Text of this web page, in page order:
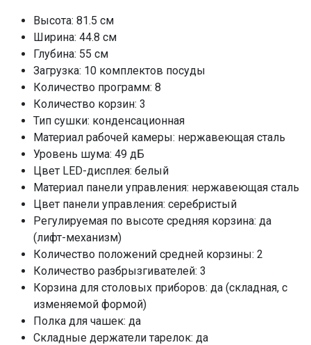
Настройка расхода соли
Использование средств 3 в 1
Допустимый вес фасада, кг
Мощность подключения, кВт
Класс энергопотребления
Потребление воды
Потребление электроэнергии, кВт/ч
0.658
Класс мойки
Класс сушки
А
Инверторный мотор
нет
Автоматическое открывание двери
Луч на полу
да
Внутренняя LED-подсветка
да
Загрузка 1/2
Функция "ALT"
Высота: 81.5 см
Ширина: 44.8 см
Глубина: 55 см
Загрузка: 10 комплектов посуды
Количество программ: 8
Количество корзин: 3
Тип сушки: конденсационная
Материал рабочей камеры: нержавеющая сталь
Уровень шума: 49 дБ
Цвет LED-дисплея: белый
Материал панели управления: нержавеющая сталь
Цвет панели управления: серебристый
Регулируемая по высоте средняя корзина: да
(лифт-механизм)
Количество положений средней корзины: 2
Количество разбрызгивателей: 3
Корзина для столовых приборов: да (складная, с
изменяемой формой)
Полка для чашек: да
Складные держатели тарелок: да